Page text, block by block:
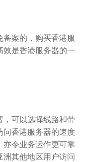
备案的，购买香港服
效是香港服务器的一
，可以选择线路和带
问香港服务器的速度
亦令业务运作更可靠
其他地区用户访问